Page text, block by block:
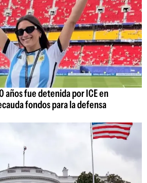
años fue detenida por ICE en
fondos para la defensa